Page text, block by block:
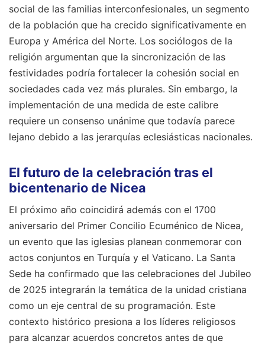
social de las familias interconfesionales, un segmento
de la población que ha crecido significativamente en
Europa y América del Norte. Los sociólogos de la
religión argumentan que la sincronización de las
festividades podría fortalecer la cohesión social en
sociedades cada vez más plurales. Sin embargo, la
implementación de una medida de este calibre
requiere un consenso unánime que todavía parece
lejano debido a las jerarquías eclesiásticas nacionales.
El futuro de la celebración tras el
bicentenario de Nicea
El próximo año coincidirá además con el 1700
aniversario del Primer Concilio Ecuménico de Nicea,
un evento que las iglesias planean conmemorar con
actos conjuntos en Turquía y el Vaticano. La Santa
Sede ha confirmado que las celebraciones del Jubileo
de 2025 integrarán la temática de la unidad cristiana
como un eje central de su programación. Este
contexto histórico presiona a los líderes religiosos
para alcanzar acuerdos concretos antes de que